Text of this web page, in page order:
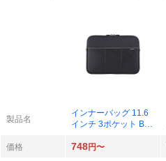
製品名
インナーバッグ 11.6
インチ 3ポケット BM-
ク）
価格 748円〜